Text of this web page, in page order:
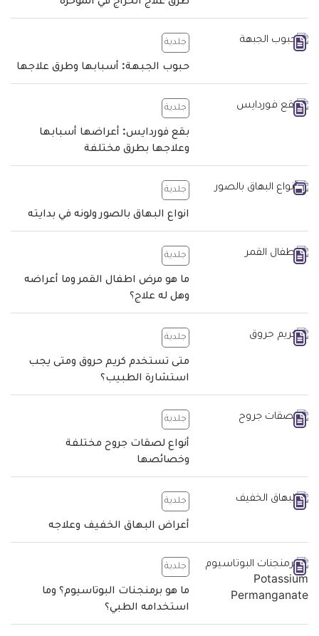
جلدية
حبوب الجبهة: أسبابها وطرق علاجها
جلدية
بقع فوردايس: أعراضها أسبابها
وعلاجها بطرق مختلفة
جلدية
انواع البهاق بالصور ولونه في بدايته
جلدية
ما هو مرض اطفال القمر وما أعراضه
وهل له علاج؟
جلدية
متى تستخدم كريم حروق ومتى يجب
استشارة الطبيب؟
جلدية
أنواع لصقات جروح مختلفة
وخصائصها
جلدية
أعراض البهاق الخفيف وعلاجه
جلدية
ما هو برمنجنات البوتاسيوم؟ وما
استخدامه الطبي؟